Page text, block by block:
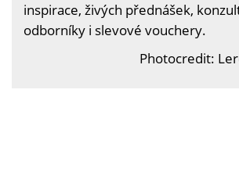
inspirace, živých přednášek,
odborníky i slevové vouchery.
Photocredit: